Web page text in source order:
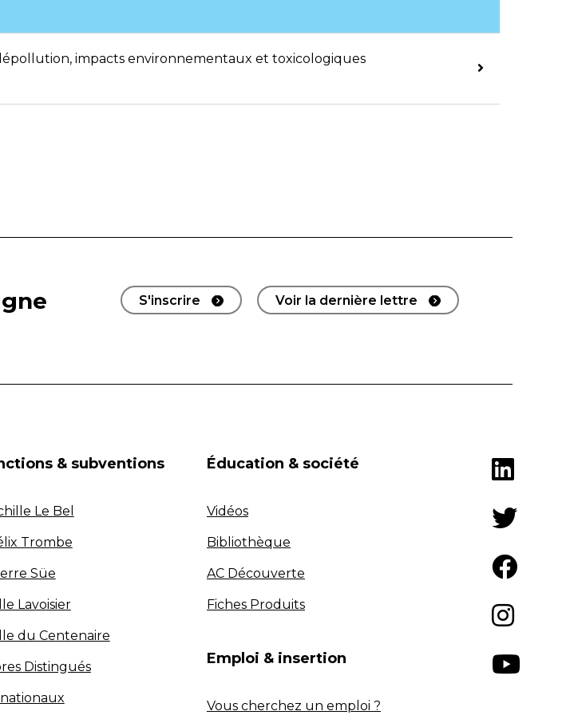
impacts environnementaux et toxicologiques
S'inscrire Voir la dernière lettre
& subventions
Le Bel
Trombe
Süe
Lavoisier
du Centenaire
Distingués
Éducation & société
Vidéos
Bibliothèque
AC Découverte
Fiches Produits
Emploi & insertion
Vous cherchez un emploi ?